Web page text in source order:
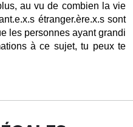
au vu de combien la vie
étranger.ère.x.s sont
les personnes ayant grandi
à ce sujet, tu peux te